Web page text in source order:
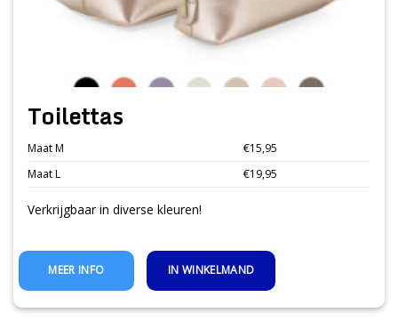
Toilettas
Maat M
€15,95
Maat L
€19,95
Verkrijgbaar in diverse kleuren!
IN WINKELMAND
MEER INFO